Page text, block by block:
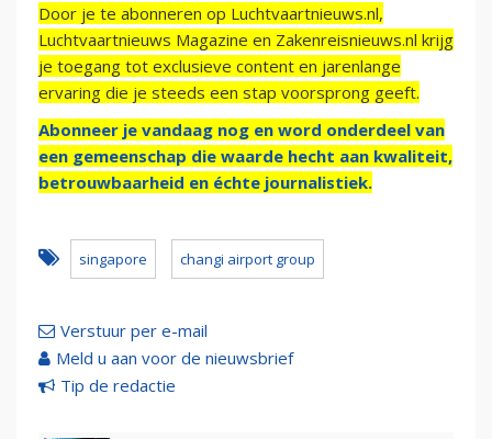
Door je te abonneren op Luchtvaartnieuws.nl,
Luchtvaartnieuws Magazine en Zakenreisnieuws.nl krijg
je toegang tot exclusieve content en jarenlange
ervaring die je steeds een stap voorsprong geeft.
Abonneer je vandaag nog en word onderdeel van
een gemeenschap die waarde hecht aan kwaliteit,
betrouwbaarheid en échte journalistiek.
singapore changi airport group
Verstuur per e-mail
Meld u aan voor de nieuwsbrief
Tip de redactie